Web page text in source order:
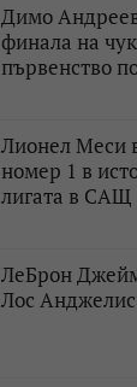
Димо
финала на
първенство
Лионел Меси
номер 1 в
лигата в САЩ
ЛеБрон
Лос